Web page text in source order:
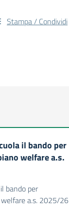
Stampa / Condividi
il bando per
welfare a.s.
bando per
welfare a.s. 2025/26